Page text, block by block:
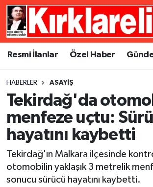
Resmi İlanlar Özel Haber
HABERLER ASAYIŞ
Tekirdağ'da
menfeze uçtu:
hayatını kaybetti
Tekirdağ'ın Malkara ilçesinde
otomobilin yaklaşık 3 metrelik
sonucu sürücü hayatını kaybetti.
Resmi İlanlar
Gündem
Ekonomi
Siyaset
Spor
Asayiş
Dünya
Eğitim
Kültür Sanat
Magazin
Künye
Gizlilik Sözleşmesi
Merkez Nöbetçi Eczaneler
Merkez Trafik Yoğunluk Haritası
Süper Lig Puan Durumu ve Fikstür
Tüm Manşetler
Son Dakika Haberleri